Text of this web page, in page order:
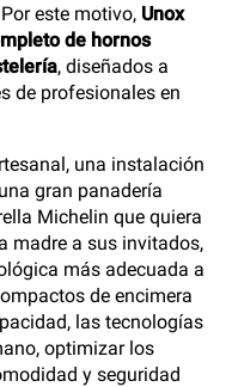
este motivo, Unox
de hornos
, diseñados a
de profesionales en
una instalación
gran panadería
Michelin que quiera
madre a sus invitados,
más adecuada a
de encimera
las tecnologías
optimizar los
y seguridad